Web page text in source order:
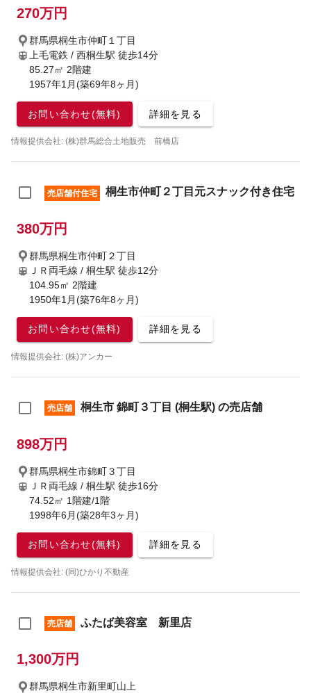
270万円
群馬県桐生市仲町１丁目
上毛電鉄 / 西桐生駅 徒歩14分
85.27㎡ 2階建
1957年1月(築69年8ヶ月)
お問い合わせ(無料) 詳細を見る
情報提供会社: (株)群馬総合土地販売 前橋店
売店舗付住宅 桐生市仲町２丁目元スナック付き住宅
380万円
群馬県桐生市仲町２丁目
ＪＲ両毛線 / 桐生駅 徒歩12分
104.95㎡ 2階建
1950年1月(築76年8ヶ月)
お問い合わせ(無料) 詳細を見る
情報提供会社: (株)アンカー
売店舗 桐生市 錦町３丁目 (桐生駅) の売店舗
898万円
群馬県桐生市錦町３丁目
ＪＲ両毛線 / 桐生駅 徒歩16分
74.52㎡ 1階建/1階
1998年6月(築28年3ヶ月)
お問い合わせ(無料) 詳細を見る
情報提供会社: (同)ひかり不動産
売店舗 ふたば美容室 新里店
1,300万円
群馬県桐生市新里町山上